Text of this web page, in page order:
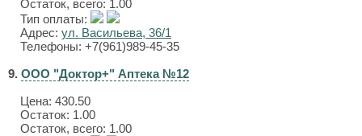
Остаток, всего: 1.00
Тип оплаты:
Адрес: ул. Васильева, 36/1
Телефоны: +7(961)989-45-35
9. ООО "Доктор+" Аптека №12
Цена: 430.50
Остаток: 1.00
Остаток, всего: 1.00